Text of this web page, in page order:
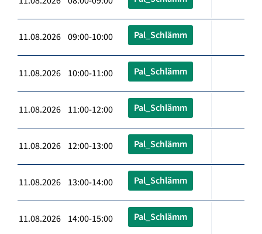
11.08.2026 09:00-10:00 Pal_Schlämm
11.08.2026 10:00-11:00 Pal_Schlämm
11.08.2026 11:00-12:00 Pal_Schlämm
11.08.2026 12:00-13:00 Pal_Schlämm
11.08.2026 13:00-14:00 Pal_Schlämm
11.08.2026 14:00-15:00 Pal_Schlämm